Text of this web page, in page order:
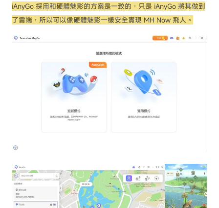
iAnyGo 採用和硬體魅影的方案是一致的，只是 iAnyGo 將其做到
了雲端，所以可以像硬體魅影一樣安全實現 MH Now 飛人。